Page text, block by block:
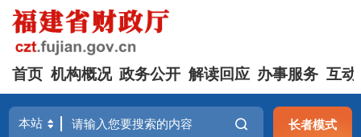
首页 机构概况 政务公开 解读回应 办事服务 互动
长者模式